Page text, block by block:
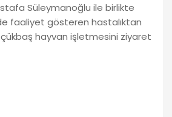
Süleymanoğlu ile birlikte
faaliyet gösteren hastalıktan
hayvan işletmesini ziyaret